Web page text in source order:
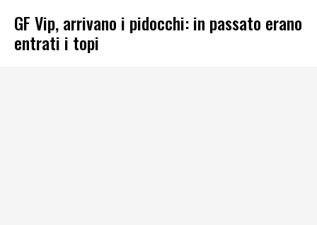
GF Vip, arrivano i pidocchi: in passato erano
entrati i topi